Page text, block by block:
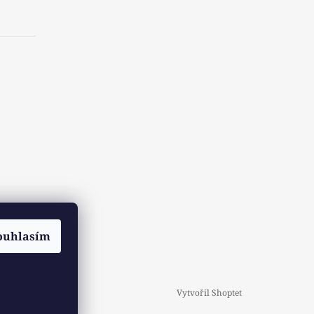
Vytvořil Shoptet